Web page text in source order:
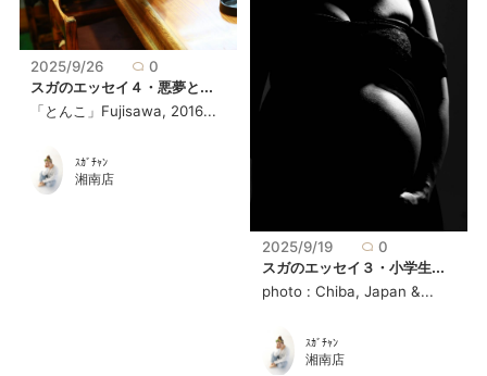
2025/9/26
0
スガのエッセイ４・悪夢と...
「とんこ」Fujisawa, 2016...
ｽｶﾞﾁｬﾝ
湘南店
2025/9/19
0
スガのエッセイ３・小学生...
photo : Chiba, Japan &...
ｽｶﾞﾁｬﾝ
湘南店